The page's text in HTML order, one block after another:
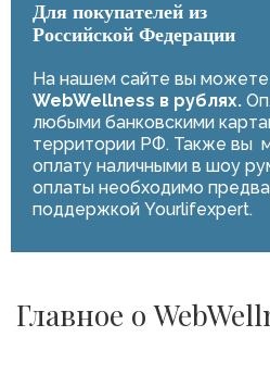
Для покупателей из
Российской Федерации
На нашем сайте вы можете
WebWellness в рублях.
любыми банковскими
территории РФ. Также вы
оплату наличными в шоу
оплаты необходимо
поддержкой Yourlifexpert.
Главное о